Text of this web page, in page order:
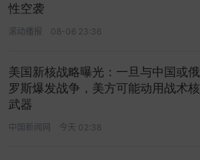
性空袭
滚动播报 08-06 23:36
美国新核战略曝光：一旦与中国或俄
罗斯爆发战争，美方可能动用战术核
武器
中国新闻网 今天 02:38